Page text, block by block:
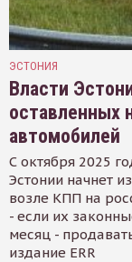
ЭСТОНИЯ
Власти
оставленных
автомобилей
С октября 2025
Эстонии начнет
возле КПП на
- если их
месяц -
издание ERR